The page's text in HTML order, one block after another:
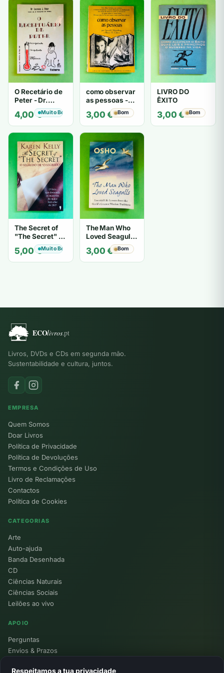
O Recetário de
Peter - Dr.
Laurence J.
Peter
4,00€Muito Bom
como observar
as pessoas -
Gerard I.
Nierenberg e
Henry H. Calero
3,00€ Bom
LIVRO DO
ÊXITO
3,00€ Bom
The Secret of
"The Secret" O
Segredo de "O
Segredo" -
Karen Kelly
5,00€Muito Bom
The Man Who
Loved Seagulls
3,00€ Bom
Livros, DVDs e CDs em segunda mão.
Sustentabilidade e cultura, juntos.
EMPRESA
Quem Somos
Doar Livros
Política de Privacidade
Política de Devoluções
Termos e Condições de Uso
Livro de Reclamações
Contactos
Política de Cookies
CATEGORIAS
Arte
Auto-ajuda
Banda Desenhada
CD
Ciências Naturais
Ciências Sociais
Leilões ao vivo
APOIO
Perguntas
Envios & Prazos
Respeitamos a tua privacidade